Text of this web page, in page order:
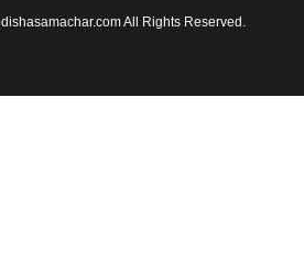
All Rights Reserved.